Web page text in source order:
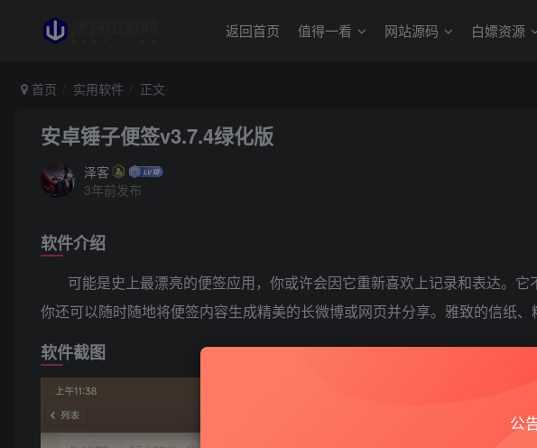
返回首页 值得一看 网站源码 白嫖资源
首页 实用软件 正文
安卓锤子便签v3.7.4绿化版
泽客
3年前发布
软件介绍
可能是史上最漂亮的便签应用，你或许会因它重新喜欢上记录和表达。它
你还可以随时随地将便签内容生成精美的长微博或网页并分享。雅致的信纸、
软件截图
公